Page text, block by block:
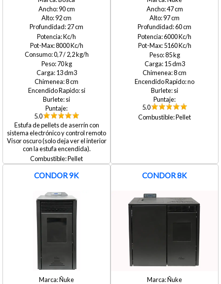
90
92
27
8000
0,7 / 2,2
70
13
8
si
si
5.0
Estufa de pellets de aserrín con
sistema electrónico y control remoto
Visor oscuro (solo deja ver el interior
con la estufa encendida).
Pellet
47
97
60
6000
5160
85
15
8
no
si
5.0
Pellet
CONDOR 9K
Ñuke
CONDOR 8K
Ñuke